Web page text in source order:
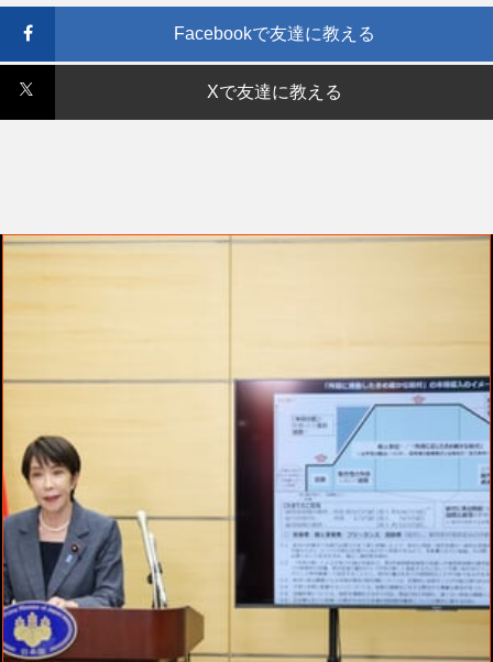
Facebookで友達に教える
Xで友達に教える